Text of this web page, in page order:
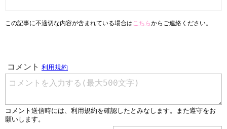
この記事に不適切な内容が含まれている場合はこちらからご連絡ください。